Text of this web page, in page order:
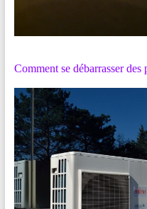
Comment se débarrasser des